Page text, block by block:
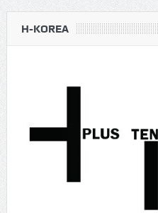
H-KOREA